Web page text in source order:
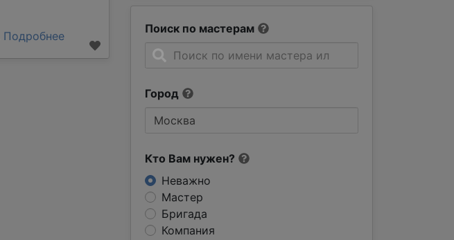
Поиск по мастерам
Город
Кто Вам нужен?
Неважно
Мастер
Бригада
Компания
Подробнее